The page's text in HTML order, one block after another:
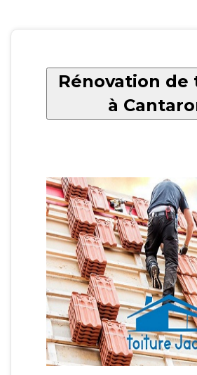
Rénovation
à